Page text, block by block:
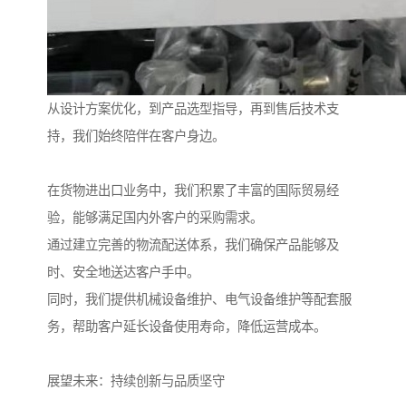
从设计方案优化，到产品选型指导，再到售后技术支
持，我们始终陪伴在客户身边。
在货物进出口业务中，我们积累了丰富的国际贸易经
验，能够满足国内外客户的采购需求。
通过建立完善的物流配送体系，我们确保产品能够及
时、安全地送达客户手中。
同时，我们提供机械设备维护、电气设备维护等配套服
务，帮助客户延长设备使用寿命，降低运营成本。
展望未来：持续创新与品质坚守